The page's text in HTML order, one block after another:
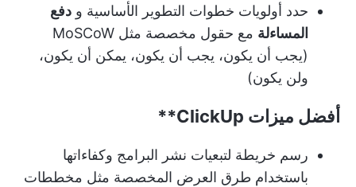
حدد أولويات خطوات التطوير الأساسية و دفع
المساءلة
مع حقول مخصصة مثل MoSCoW
(يجب أن يكون، يجب أن يكون، يمكن أن يكون،
ولن يكون)
أفضل ميزات ClickUp**
رسم خريطة لتبعيات نشر البرامج وكفاءاتها
باستخدام طرق العرض المخصصة مثل مخططات